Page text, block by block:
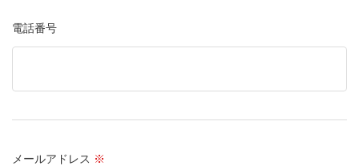
電話番号
メールアドレス ※